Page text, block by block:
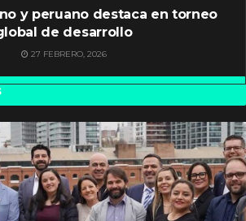
y peruano destaca en torneo
de desarrollo
27 FEBRERO, 2026